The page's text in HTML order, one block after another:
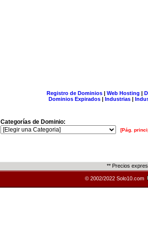
Registro de Dominios| Web Hosting |
Dominios Expirados | Industrias |
Categorías de Dominio:
[Pág.
** Precios
© 2002/2022 Solo10.com